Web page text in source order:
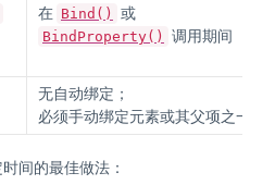
在 Bind() 或
BindProperty() 调用期间
无自动绑定；
必须手动绑定元素或其父项之一
间的最佳做法：